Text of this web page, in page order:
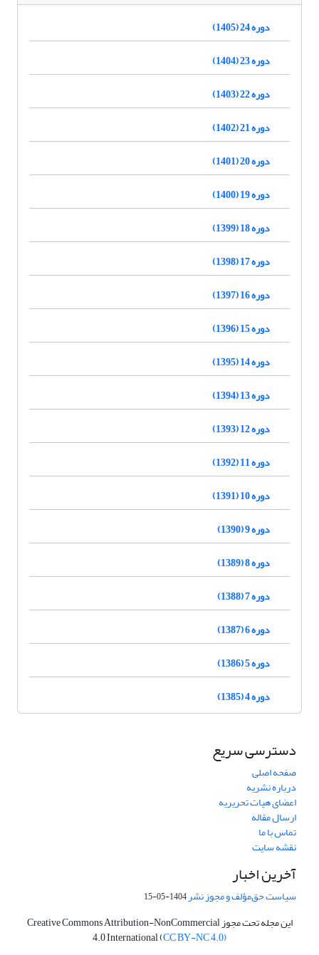
دوره 24 (1405)
دوره 23 (1404)
دوره 22 (1403)
دوره 21 (1402)
دوره 20 (1401)
دوره 19 (1400)
دوره 18 (1399)
دوره 17 (1398)
دوره 16 (1397)
دوره 15 (1396)
دوره 14 (1395)
دوره 13 (1394)
دوره 12 (1393)
دوره 11 (1392)
دوره 10 (1391)
دوره 9 (1390)
دوره 8 (1389)
دوره 7 (1388)
دوره 6 (1387)
دوره 5 (1386)
دوره 4 (1385)
دسترسی سریع
صفحه اصلی
درباره نشریه
اعضای هیات تحریریه
ارسال مقاله
تماس با ما
نقشه سایت
آخرین اخبار
سیاست حق‌مؤلف و مجوز نشر1404-05-15
این مجله تحت مجوز Creative Commons Attribution-NonCommercial
4.0 International (CC BY-NC 4.0)